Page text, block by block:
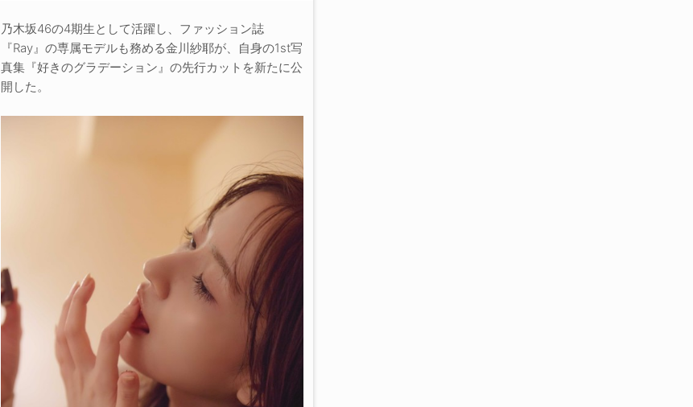
乃木坂46の4期生として活躍し、ファッション誌
『Ray』の専属モデルも務める金川紗耶が、自身の1st写
真集『好きのグラデーション』の先行カットを新たに公
開した。